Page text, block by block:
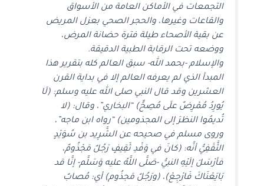
التجمعات في الأماكن العامة من الأسواق
والقاعات وغيرها، والحجر الصحي بعزل المريض
عن بقية الأصحاء طيلة فترة حضانة المرض،
ووضعه تحت الرقابة الطبية الدقيقة.
والإسلام -بحمد الله- سبق العالم كله بتقرير هذا
المبدأ الذي لم يعرفه العالم إلا في بداية القرن
العشرين وقد قال النبي صلى الله عليه وسلم: (لَا
يُورِدُ مُمْرِضٌ علَى مُصِحٍّ) “البخاري”، وقال: (لا
تُديمُوا النظرَ إلى المجذومين) “رواه ابن ماجه”،
وروى مسلم في صحيحه عن الشَّرِيد بن سُوَيْدٍ
الثَّقَفِيُّ أنَّه: (كانَ في وَفْدِ ثَقِيفٍ رَجُلٌ مَجْذُومٌ،
فأرْسَلَ إلَيْهِ النبيُّ -صَلَّى اللَّهُ عليه وَسَلَّم- إنَّا قد
بَايَعْنَاكَ فَارْجِعْ)، (ورَجُلٌ مَجذُوم) أي: مُصابٌ